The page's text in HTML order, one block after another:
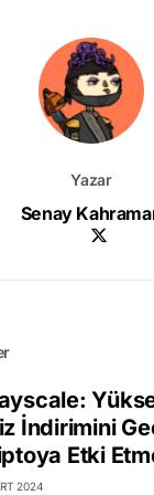
Yazar
Senay
İndirimini
Etki
2024